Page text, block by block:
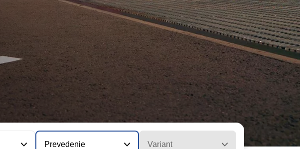
Prevedenie Variant